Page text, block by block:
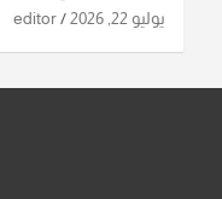
استهدافها
يوليو 22, 2026 editor